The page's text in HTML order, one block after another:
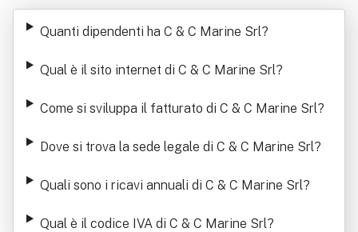
Srl
Quanti dipendenti ha C & C Marine Srl?
Qual è il sito internet di C & C Marine Srl?
Come si sviluppa il fatturato di C & C Marine Srl?
Dove si trova la sede legale di C & C Marine Srl?
Quali sono i ricavi annuali di C & C Marine Srl?
Qual è il codice IVA di C & C Marine Srl?